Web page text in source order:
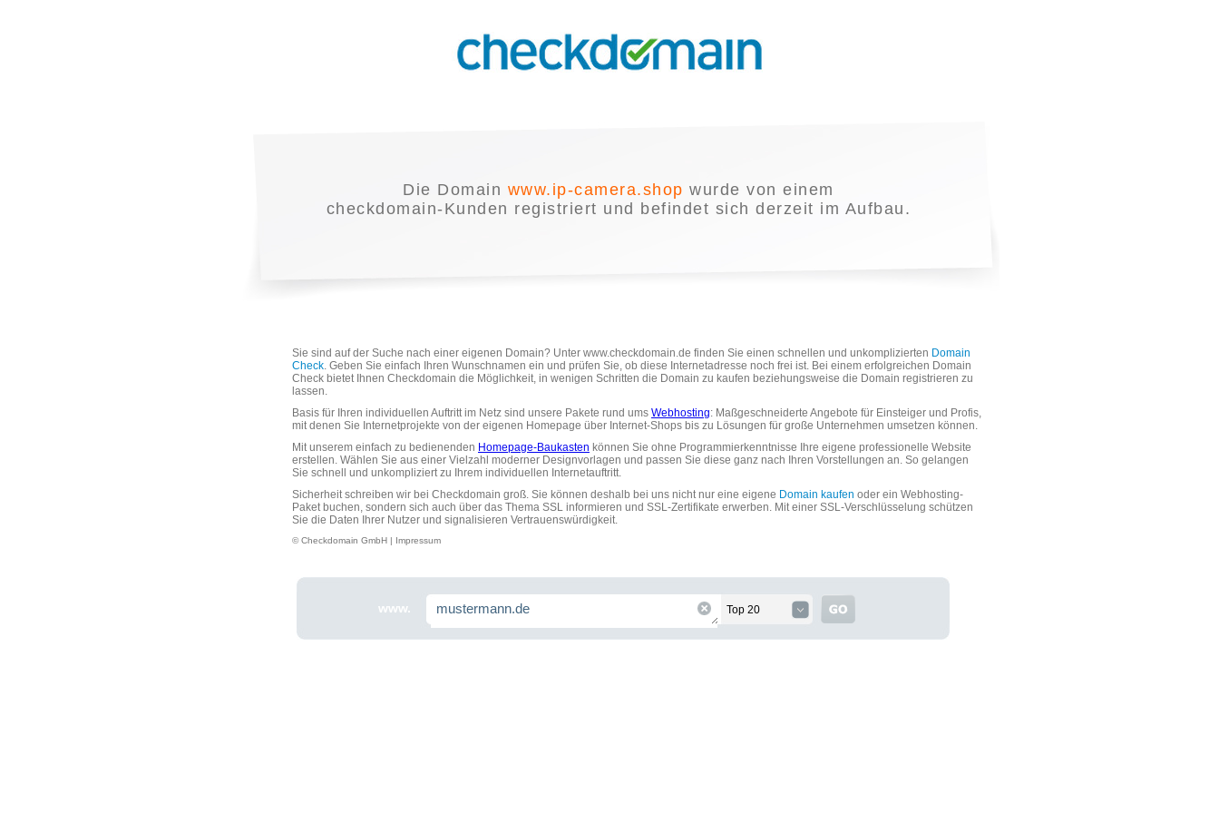
Die Domain www.ip-camera.shop wurde von einem
checkdomain-Kunden registriert und befindet sich derzeit im Aufbau.
Sie sind auf der Suche nach einer eigenen Domain? Unter www.checkdomain.de finden Sie einen schnellen und unkomplizierten Domain
Check. Geben Sie einfach Ihren Wunschnamen ein und prüfen Sie, ob diese Internetadresse noch frei ist. Bei einem erfolgreichen Domain
Check bietet Ihnen Checkdomain die Möglichkeit, in wenigen Schritten die Domain zu kaufen beziehungsweise die Domain registrieren zu
lassen.
Basis für Ihren individuellen Auftritt im Netz sind unsere Pakete rund ums Webhosting: Maßgeschneiderte Angebote für Einsteiger und Profis,
mit denen Sie Internetprojekte von der eigenen Homepage über Internet-Shops bis zu Lösungen für große Unternehmen umsetzen können.
Mit unserem einfach zu bedienenden Homepage-Baukasten können Sie ohne Programmierkenntnisse Ihre eigene professionelle Website
erstellen. Wählen Sie aus einer Vielzahl moderner Designvorlagen und passen Sie diese ganz nach Ihren Vorstellungen an. So gelangen
Sie schnell und unkompliziert zu Ihrem individuellen Internetauftritt.
Sicherheit schreiben wir bei Checkdomain groß. Sie können deshalb bei uns nicht nur eine eigene Domain kaufen oder ein Webhosting-
Paket buchen, sondern sich auch über das Thema SSL informieren und SSL-Zertifikate erwerben. Mit einer SSL-Verschlüsselung schützen
Sie die Daten Ihrer Nutzer und signalisieren Vertrauenswürdigkeit.
© Checkdomain GmbH | Impressum
www. Top 20